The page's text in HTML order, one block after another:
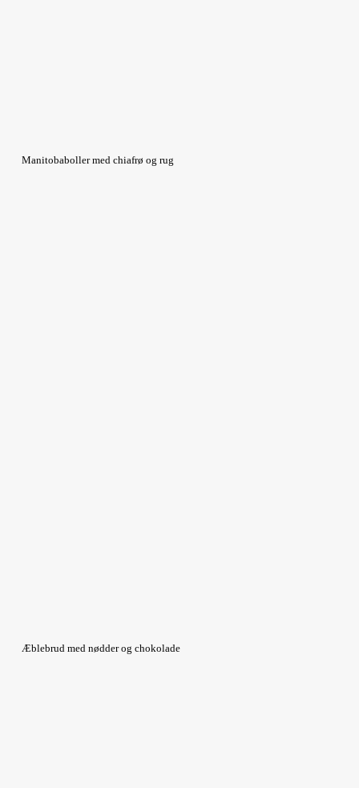
Manitobaboller med chiafrø og rug
Æblebrud med nødder og chokolade